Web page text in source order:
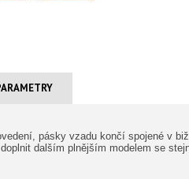
pásky vzadu končí spojené v
dalším plnějším modelem se